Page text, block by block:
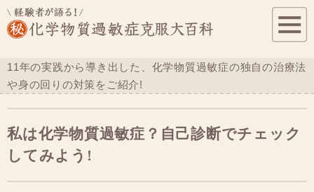
11年の実践から導き出した、化学物質過敏症の独自の治療法
や身の回りの対策をご紹介!
私は化学物質過敏症？自己診断でチェック
してみよう!